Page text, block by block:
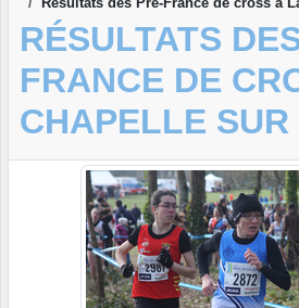
RÉSULTATS
FRANCE DE
CHAPELLE SUR